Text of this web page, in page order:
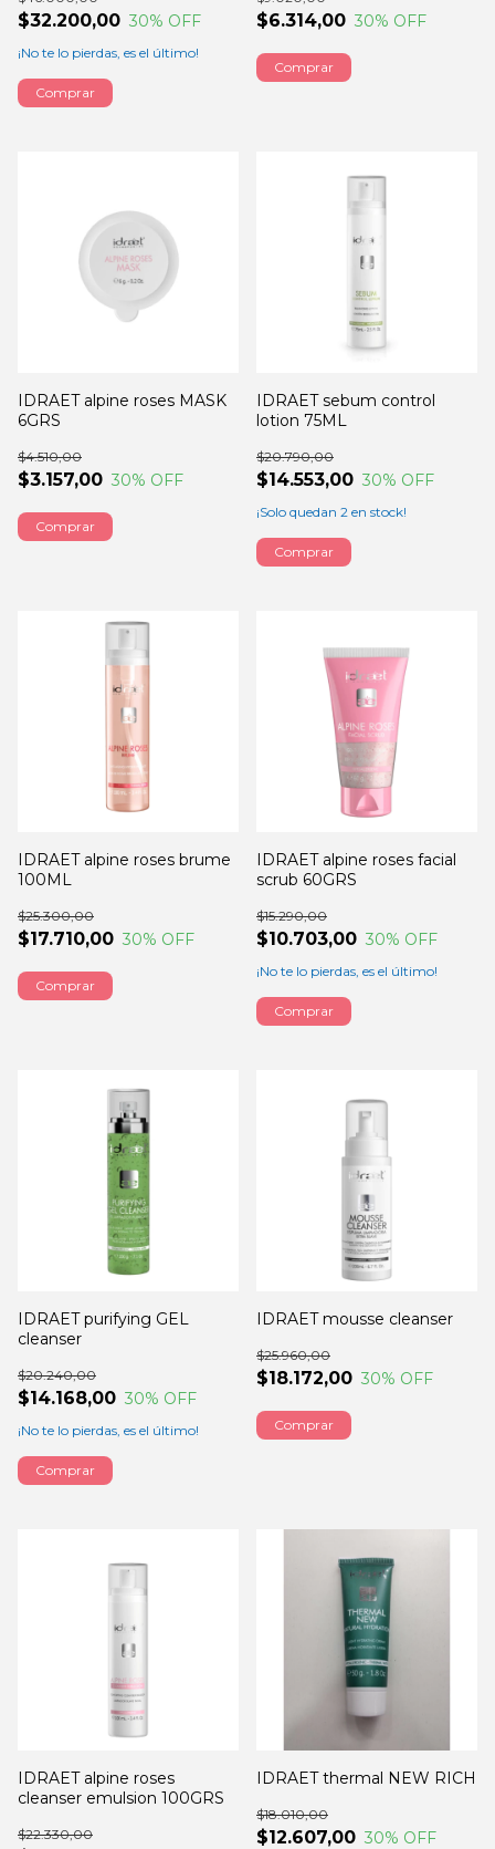
$32.200,00 30% OFF
¡No te lo pierdas, es el último!
$6.314,00 30% OFF
IDRAET alpine roses MASK
6GRS
$3.157,00
$4.510,00
30% OFF
Comprar
IDRAET sebum control
lotion 75ML
$14.553,00
$20.790,00
30% OFF
¡Solo quedan 2 en stock!
IDRAET alpine roses brume
100ML
$17.710,00
$25.300,00
30% OFF
IDRAET alpine roses facial
scrub 60GRS
$10.703,00
$15.290,00
30% OFF
¡No te lo pierdas, es el último!
IDRAET purifying GEL
cleanser
$14.168,00
$20.240,00
30% OFF
¡No te lo pierdas, es el último!
Comprar
IDRAET mousse cleanser
$18.172,00
$25.960,00
30% OFF
Comprar
IDRAET alpine roses
cleanser emulsion 100GRS
$22.330,00
IDRAET thermal NEW RICH
$12.607,00
$18.010,00
30% OFF